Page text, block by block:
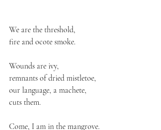
We are the threshold,
fire and ocote smoke.
Wounds are ivy,
remnants of dried mistletoe,
our language, a machete,
cuts them.
Come, I am in the mangrove.